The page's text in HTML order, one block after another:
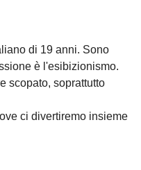
di 19 anni. Sono
è l'esibizionismo.
scopato, soprattutto
ci divertiremo insieme